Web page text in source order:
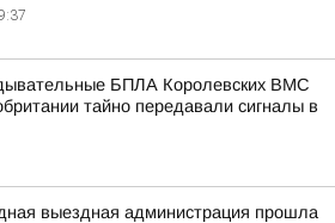
БПЛА Королевских ВМС
тайно передавали сигналы в
выездная администрация прошла